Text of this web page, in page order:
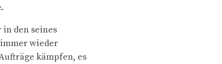
in den seines
wieder
kämpfen, es